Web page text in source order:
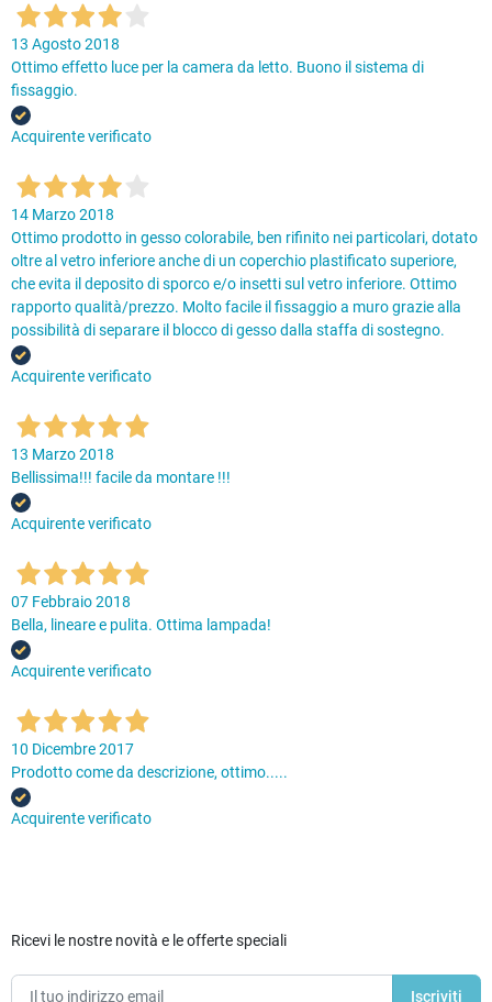
13 Agosto 2018
Ottimo effetto luce per la camera da letto. Buono il sistema di
fissaggio.
Acquirente verificato
14 Marzo 2018
Ottimo prodotto in gesso colorabile, ben rifinito nei particolari, dotato
oltre al vetro inferiore anche di un coperchio plastificato superiore,
che evita il deposito di sporco e/o insetti sul vetro inferiore. Ottimo
rapporto qualità/prezzo. Molto facile il fissaggio a muro grazie alla
possibilità di separare il blocco di gesso dalla staffa di sostegno.
Acquirente verificato
13 Marzo 2018
Bellissima!!! facile da montare !!!
Acquirente verificato
07 Febbraio 2018
Bella, lineare e pulita. Ottima lampada!
Acquirente verificato
10 Dicembre 2017
Prodotto come da descrizione, ottimo.....
Acquirente verificato
Ricevi le nostre novità e le offerte speciali